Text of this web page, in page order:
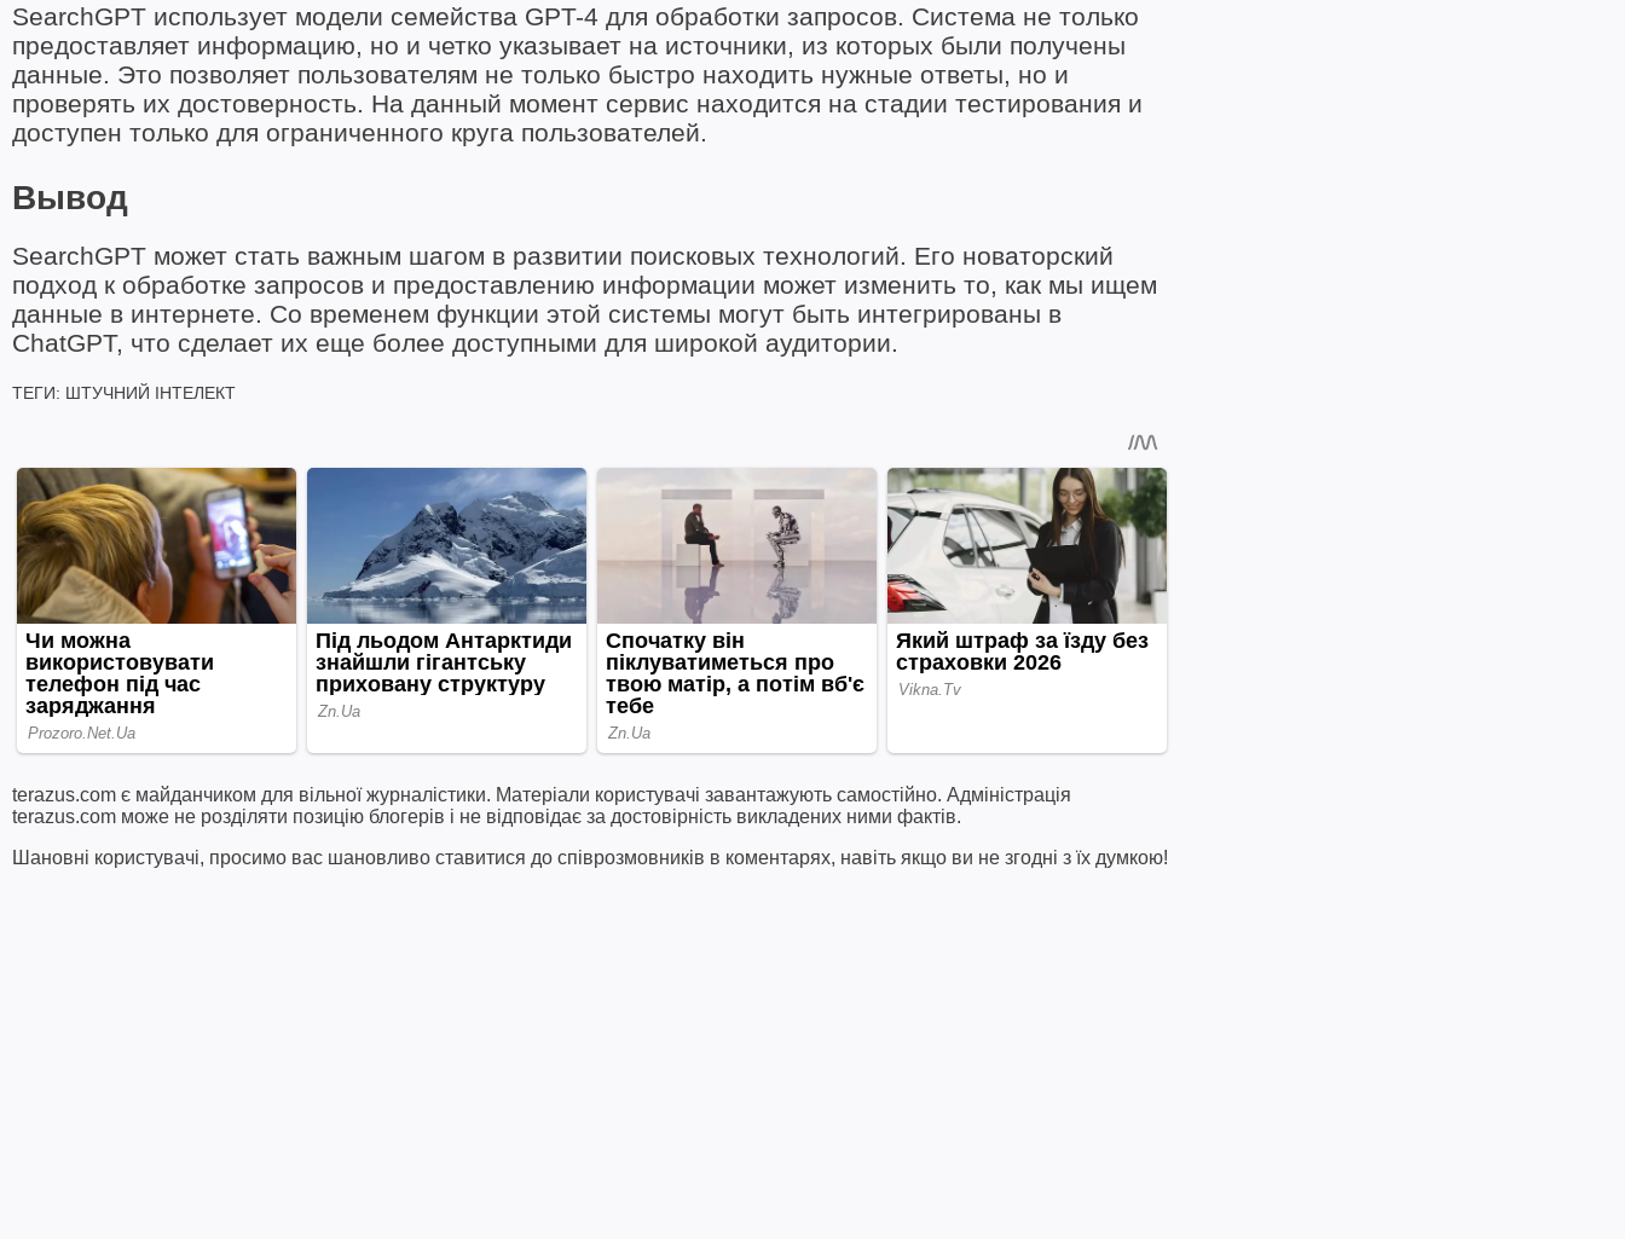
SearchGPT использует модели семейства GPT-4 для обработки запросов. Система не только
предоставляет информацию, но и четко указывает на источники, из которых были получены
данные. Это позволяет пользователям не только быстро находить нужные ответы, но и
проверять их достоверность. На данный момент сервис находится на стадии тестирования и
доступен только для ограниченного круга пользователей.
Вывод
SearchGPT может стать важным шагом в развитии поисковых технологий. Его новаторский
подход к обработке запросов и предоставлению информации может изменить то, как мы ищем
данные в интернете. Со временем функции этой системы могут быть интегрированы в
ChatGPT, что сделает их еще более доступными для широкой аудитории.
ТЕГИ: ШТУЧНИЙ ІНТЕЛЕКТ
terazus.com є майданчиком для вільної журналістики. Матеріали користувачі завантажують самостійно. Адміністрація
terazus.com може не розділяти позицію блогерів і не відповідає за достовірність викладених ними фактів.
Шановні користувачі, просимо вас шановливо ставитися до співрозмовників в коментарях, навіть якщо ви не згодні з їх думкою!